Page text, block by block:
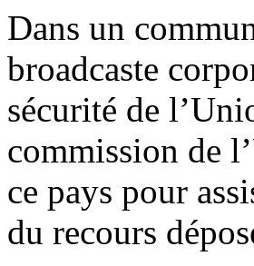
Dans un
broadcaste
sécurité de
commission de
ce pays pour
du recours